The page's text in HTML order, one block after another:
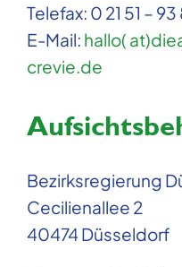
Telefax: 0 21 51 –
E-Mail: hallo(
crevie.de
Bezirksregierung
Cecilienallee 2
40474 Düsseldorf